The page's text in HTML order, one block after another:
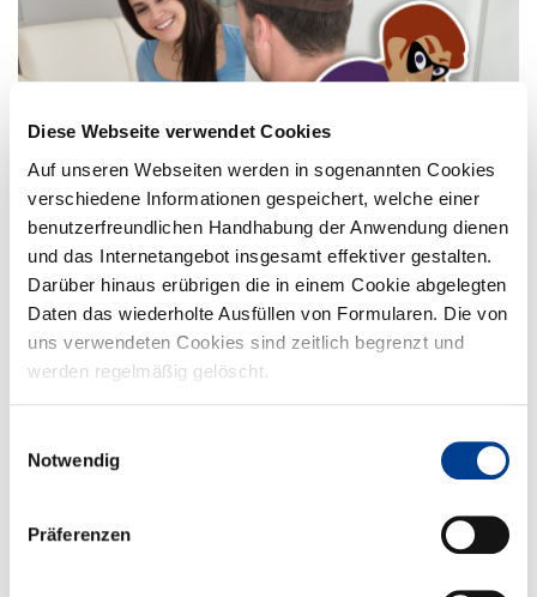
Diese Webseite verwendet Cookies
Auf unseren Webseiten werden in sogenannten Cookies
verschiedene Informationen gespeichert, welche einer
benutzerfreundlichen Handhabung der Anwendung dienen
und das Internetangebot insgesamt effektiver gestalten.
Darüber hinaus erübrigen die in einem Cookie abgelegten
Daten das wiederholte Ausfüllen von Formularen. Die von
uns verwendeten Cookies sind zeitlich begrenzt und
werden regelmäßig gelöscht.
Notwendig
Präferenzen
Achtung - Falsche Stadtwerker!
Derzeit geben sich in Braunschweig wieder Unbekannte als
Stadtwerker aus und versuchen, sich unter dem Vorwand, den
Wass...